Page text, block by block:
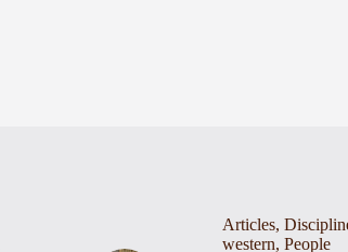
Articles,
western,People